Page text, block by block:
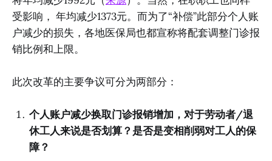
受影响， 年均减少1373元。而为了“补偿”此部分个人账
户减少的损失，各地医保局也都宣称将配套调整门诊报
销比例和上限。
此次改革的主要争议可分为两部分：
个人账户减少换取门诊报销增加，对于劳动者/退
休工人来说是否划算？是否是变相削弱对工人的保
障？